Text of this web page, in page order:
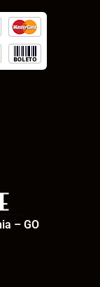
– GO